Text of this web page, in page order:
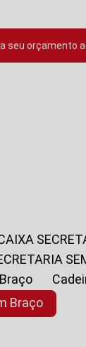
seu orçamento
CAIXA
Braço